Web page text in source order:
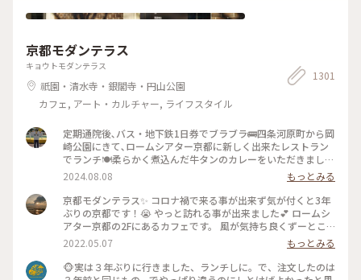
京都モダンテラス
キョウトモダンテラス
祇園・清水寺・銀閣寺・円山公園
カフェ, アート・カルチャー, ライフスタイル
1301
定期通院後､バス・地下鉄1日券でブラブラ🚌四条河原町から岡
崎公園にきて､ロームシアター京都に新しく出来たレストラン
でランチ🍽️柔らかく煮込んだ牛タンのカレーをいただきました
🍛 #グルメ #ランチ #カレー
2024.08.08
もっとみる
京都モダンテラス✨ コロナ禍で来る事が出来ず気が付くと3年
ぶりの京都です！😭 やっと訪れる事が出来ました💕 ロームシ
アター京都の2Fにあるカフェです。 風が気持ち良くずーとこ
こで時間を過ごしていたいカフェです🥰 スズメが残したケー
キのくずを食べにテーブルの上にやってきてました😆 #Myこ
とりっぷ #春風さんぽ
2022.05.07
もっとみる
🐵実は３年ぶりに行きました、ランチしに。で、注文したのは